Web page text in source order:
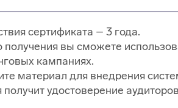
сертификата – 3 года.
получения вы сможете
кампаниях.
материал для внедрения
удостоверение